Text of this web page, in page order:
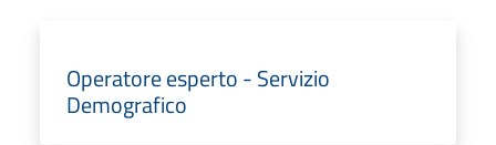
Operatore esperto - Servizio
Demografico